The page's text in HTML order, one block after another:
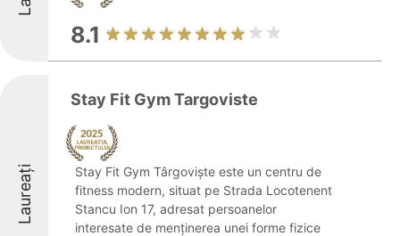
8.1
Laureați
Stay Fit Gym Targoviste
Stay Fit Gym Târgoviște este un centru de
fitness modern, situat pe Strada Locotenent
Stancu Ion 17, adresat persoanelor
interesate de menținerea unei forme fizice